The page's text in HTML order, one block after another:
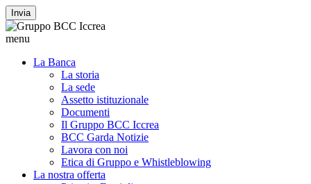
Invia
menu
La Banca
La storia
La sede
Assetto istituzionale
Documenti
Il Gruppo BCC Iccrea
BCC Garda Notizie
Lavora con noi
Etica di Gruppo e Whistleblowing
La nostra offerta